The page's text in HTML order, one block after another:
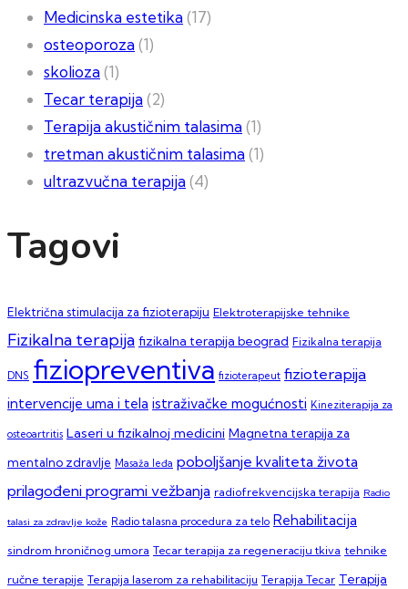
Medicinska estetika(17)
osteoporoza(1)
skolioza(1)
Tecar terapija(2)
Terapija akustičnim talasima(1)
tretman akustičnim talasima(1)
ultrazvučna terapija(4)
Tagovi
Električna stimulacija za fizioterapiju Elektroterapijske tehnike
Fizikalna terapija fizikalna terapija beograd Fizikalna terapija
DNS fiziopreventiva fizioterapeut fizioterapija
intervencije uma i tela istraživačke mogućnosti Kineziterapija za
osteoartritis Laseri u fizikalnoj medicini Magnetna terapija za
mentalno zdravlje Masaža leđa poboljšanje kvaliteta života
prilagođeni programi vežbanja radiofrekvencijska terapija Radio
talasi za zdravlje kože Radio talasna procedura za telo Rehabilitacija
sindrom hroničnog umora Tecar terapija za regeneraciju tkiva tehnike
ručne terapije Terapija laserom za rehabilitaciju Terapija Tecar Terapija